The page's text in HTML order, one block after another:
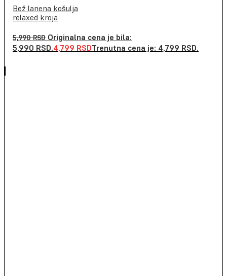
Bež lanena košulja
relaxed kroja
5,990RSD Originalna cena je bila:
5,990 RSD.4,799 RSDTrenutna cena je: 4,799 RSD.